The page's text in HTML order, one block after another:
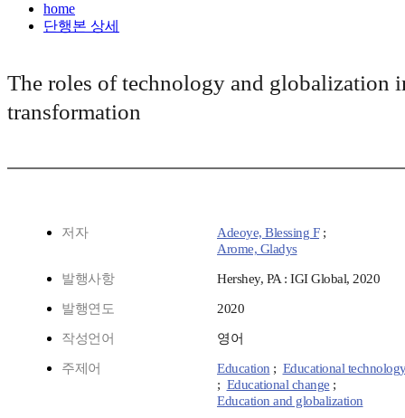
home
단행본 상세
The roles of technology and globalization
transformation
저자 Adeoye, Blessing F;
Arome, Gladys
발행사항 Hershey, PA : IGI Global, 2020
발행연도 2020
작성언어 영어
주제어 Education ; Educational
; Educational change ;
Education and globalization